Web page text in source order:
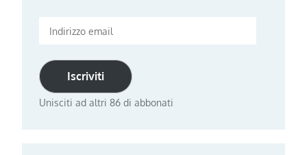
Indirizzo
Iscriviti
Unisciti ad altri 86 di abbonati